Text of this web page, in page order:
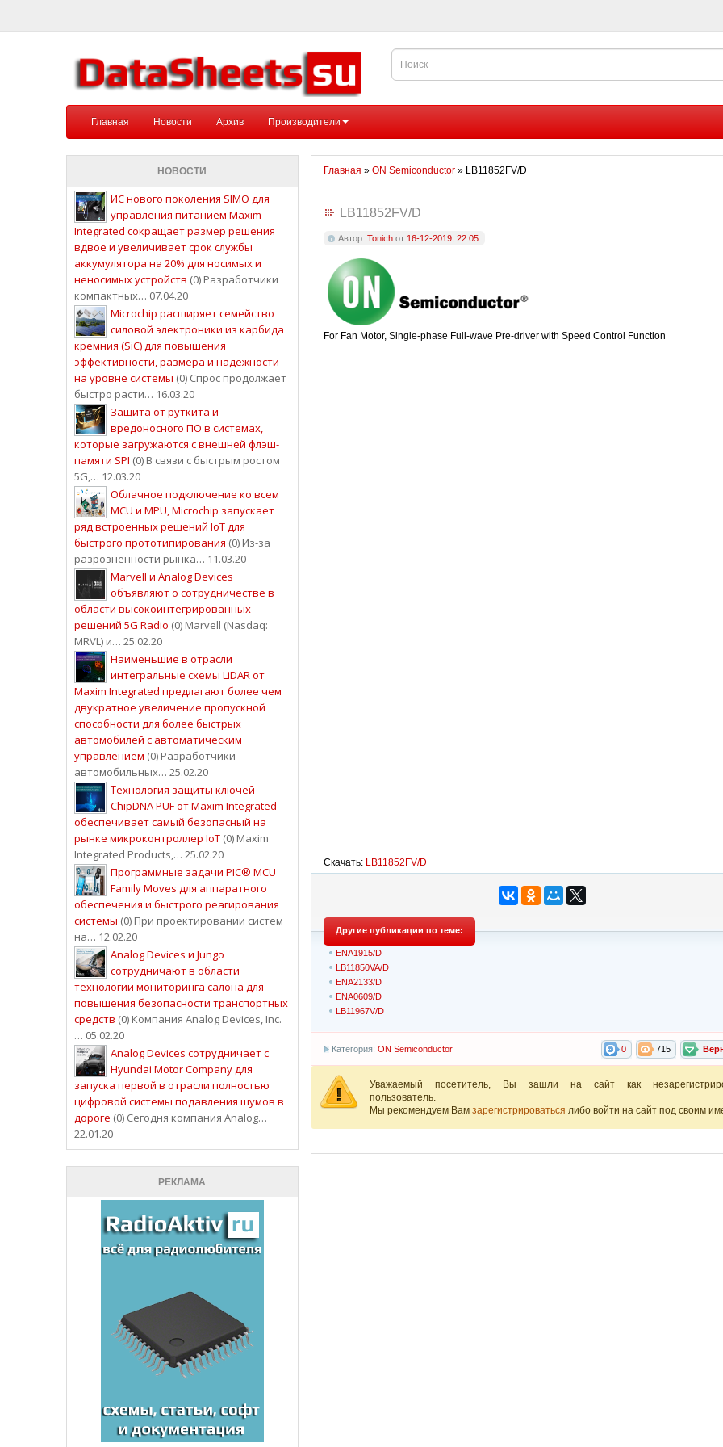
Главная Новости Архив Производители
НОВОСТИ
ИС нового поколения SIMO для
управления питанием Maxim
Integrated сокращает размер решения
вдвое и увеличивает срок службы
аккумулятора на 20% для носимых и
неносимых устройств (0) Разработчики
компактных… 07.04.20
Microchip расширяет семейство
силовой электроники из карбида
кремния (SiC) для повышения
эффективности, размера и надежности
на уровне системы (0) Спрос продолжает
быстро расти… 16.03.20
Защита от руткита и
вредоносного ПО в системах,
которые загружаются с внешней флэш-
памяти SPI (0) В связи с быстрым ростом
5G,… 12.03.20
Облачное подключение ко всем
MCU и MPU, Microchip запускает
ряд встроенных решений IoT для
быстрого прототипирования (0) Из-за
разрозненности рынка… 11.03.20
Marvell и Analog Devices
объявляют о сотрудничестве в
области высокоинтегрированных
решений 5G Radio (0) Marvell (Nasdaq:
MRVL) и… 25.02.20
Наименьшие в отрасли
интегральные схемы LiDAR от
Maxim Integrated предлагают более чем
двукратное увеличение пропускной
способности для более быстрых
автомобилей с автоматическим
управлением (0) Разработчики
автомобильных… 25.02.20
Технология защиты ключей
ChipDNA PUF от Maxim Integrated
обеспечивает самый безопасный на
рынке микроконтроллер IoT (0) Maxim
Integrated Products,… 25.02.20
Программные задачи PIC® MCU
Family Moves для аппаратного
обеспечения и быстрого реагирования
системы (0) При проектировании систем
на… 12.02.20
Analog Devices и Jungo
сотрудничают в области
технологии мониторинга салона для
повышения безопасности транспортных
средств (0) Компания Analog Devices, Inc.
… 05.02.20
Analog Devices сотрудничает с
Hyundai Motor Company для
запуска первой в отрасли полностью
цифровой системы подавления шумов в
дороге (0) Сегодня компания Analog…
22.01.20
РЕКЛАМА
Главная » ON Semiconductor» LB11852FV/D
LB11852FV/D
Автор: Tonichот 16-12-2019, 22:05
For Fan Motor, Single-phase Full-wave Pre-driver with Speed Control Function
Скачать: LB11852FV/D
Другие публикации по теме:
ENA1915/D
LB11850VA/D
ENA2133/D
ENA0609/D
LB11967V/D
715
0
Категория: ON Semiconductor
Уважаемый посетитель, Вы зашли на сайт как
пользователь.
Мы рекомендуем Вам зарегистрироваться либо войти на сайт под своим